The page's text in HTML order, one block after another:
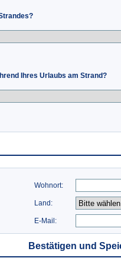
Ihres Urlaubs am Strand?
Wohnort:
Land:
E-Mail:
Bestätigen und